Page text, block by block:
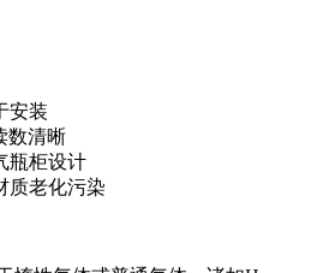
安装
数清晰
瓶柜设计
质老化污染